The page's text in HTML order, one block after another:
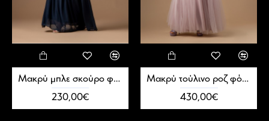
Μακρύ μπλε σκούρο φόρεμα κρουαζέ
230,00€
Μακρύ τούλινο ροζ φόρεμα με κορσέ και πέρλες
430,00€